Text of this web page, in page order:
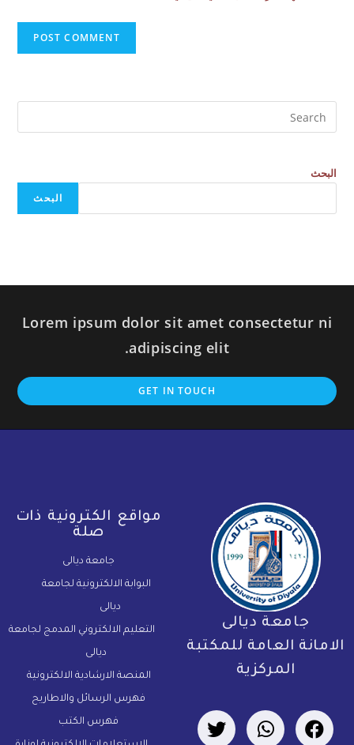
البحث
البحث
Lorem ipsum dolor sit amet consectetur ni
adipiscing elit.
GET IN TOUCH
جامعة ديالى
العامة للمكتبة
المركزية
مواقع الكترونية ذات
صلة
جامعة ديالى
البوابة الالكترونية لجامعة
ديالى
التعليم الالكتروني المدمج لجامعة
ديالى
المنصة الارشادية الالكترونية
فهرس الرسائل والاطاريح
فهرس الكتب